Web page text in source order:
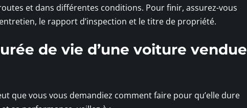
et dans différentes conditions. Pour finir, assurez-vous
le rapport d’inspection et le titre de propriété.
de vie d’une voiture vendue
que vous vous demandiez comment faire pour qu’elle dure